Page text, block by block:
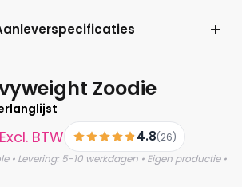
Zoodie
Excl. BTW 4.8(26)
• Levering: 5-10 werkdagen • Eigen productie •